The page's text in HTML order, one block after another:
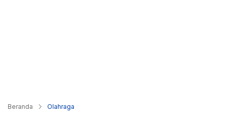
Beranda Olahraga